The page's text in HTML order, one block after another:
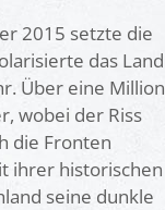
2015 setzte die
das Land
Über eine Million
wobei der Riss
die Fronten
ihrer historischen
seine dunkle
Merkels